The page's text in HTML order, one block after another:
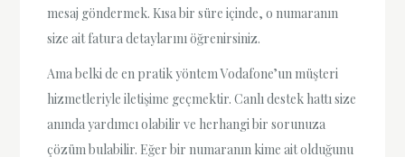
mesaj göndermek. Kısa bir süre içinde, o numaranın
size ait fatura detaylarını öğrenirsiniz.
Ama belki de en pratik yöntem Vodafone’un müşteri
hizmetleriyle iletişime geçmektir. Canlı destek hattı size
anında yardımcı olabilir ve herhangi bir sorunuza
çözüm bulabilir. Eğer bir numaranın kime ait olduğunu